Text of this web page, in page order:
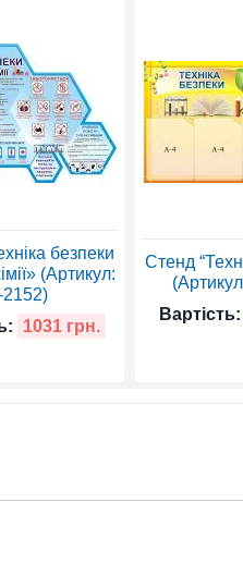
безпеки
(Артикул:
2152)
1031 грн.
Стенд
Вартість: